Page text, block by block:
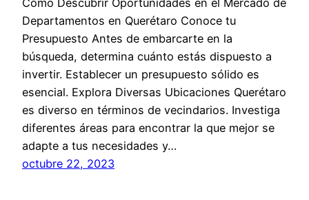
Cómo Descubrir Oportunidades en el Mercado de
Departamentos en Querétaro Conoce tu
Presupuesto Antes de embarcarte en la
búsqueda, determina cuánto estás dispuesto a
invertir. Establecer un presupuesto sólido es
esencial. Explora Diversas Ubicaciones Querétaro
es diverso en términos de vecindarios. Investiga
diferentes áreas para encontrar la que mejor se
adapte a tus necesidades y…
octubre 22, 2023